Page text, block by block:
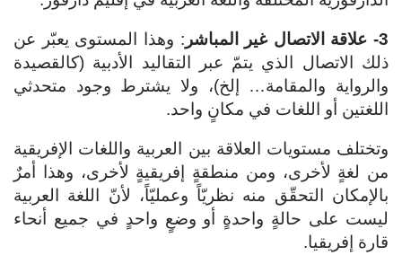
3- علاقة الاتصال غير المباشر : وهذا المستوى يعبّر عن
ذلك الاتصال الذي يتمّ عبر التقاليد الأدبية (كالقصيدة
والرواية والمقامة… إلخ)، ولا يشترط وجود متحدثي
اللغتين أو اللغات في مكانٍ واحد.
وتختلف مستويات العلاقة بين العربية واللغات الإفريقية
من لغةٍ لأخرى، ومن منطقةٍ إفريقيةٍ لأخرى، وهذا أمرٌ
بالإمكان التحقّق منه نظريّاً وعمليّاً، لأنّ اللغة العربية
ليست على حالةٍ واحدةٍ أو وضعٍ واحدٍ في جميع أنحاء
قارة إفريقيا.